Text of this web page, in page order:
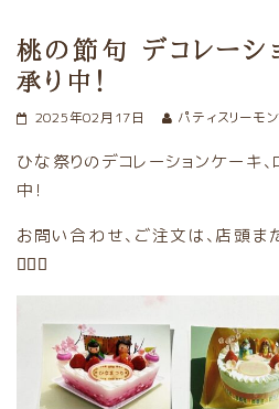
桃の節句 デコレーシ
承り中！
2025年02月17日 パティスリーモ
ひな祭りのデコレーションケーキ
中！
お問い合わせ、ご注文は、店頭
🙇‍♀️⤵️